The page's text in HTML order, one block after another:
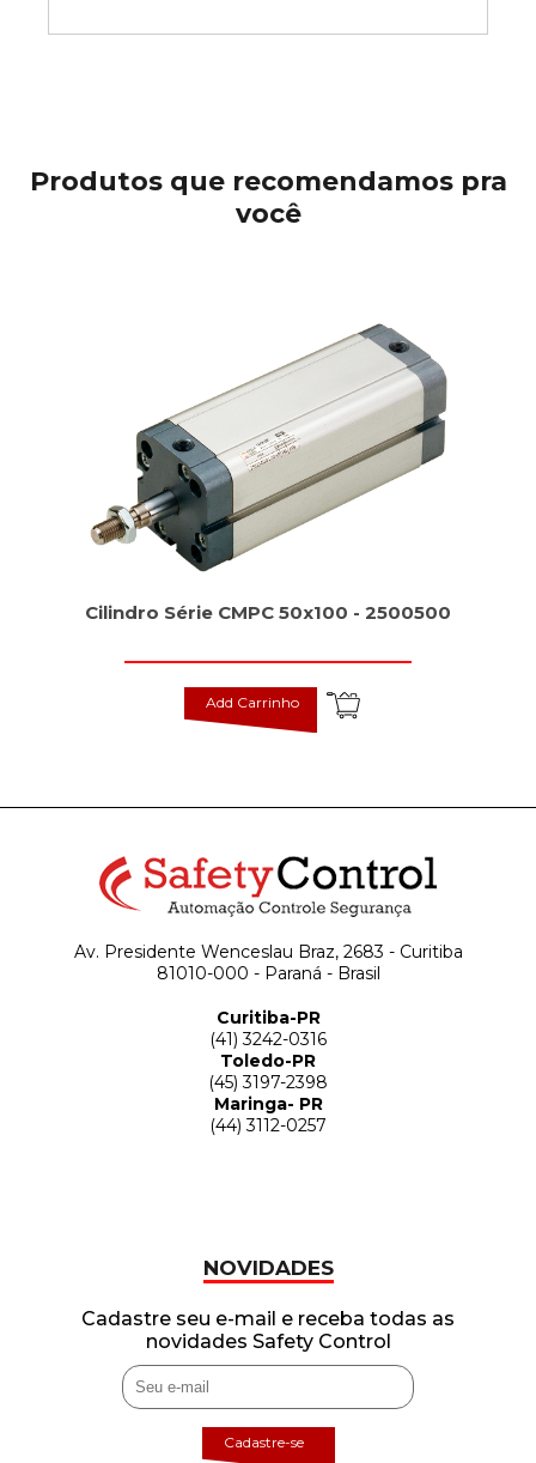
Produtos que recomendamos pra
você
Cilindro Série CMPC 50x100 - 2500500
Add Carrinho
Av. Presidente Wenceslau Braz, 2683 - Curitiba
81010-000 - Paraná - Brasil
Curitiba-PR
(41) 3242-0316
Toledo-PR
(45) 3197-2398
Maringa- PR
(44) 3112-0257
NOVIDADES
Cadastre seu e-mail e receba todas as
novidades Safety Control
Cadastre-se